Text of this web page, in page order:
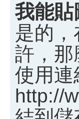
我能貼
是的
許，那
使用連
http://